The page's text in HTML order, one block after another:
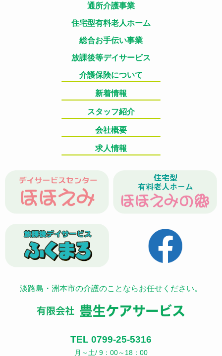
通所介護事業
住宅型有料老人ホーム
総合お手伝い事業
放課後等デイサービス
介護保険について
新着情報
スタッフ紹介
会社概要
求人情報
淡路島・洲本市の介護のことならお任せください。
TEL 0799-25-5316
月～土/ 9：00～18：00